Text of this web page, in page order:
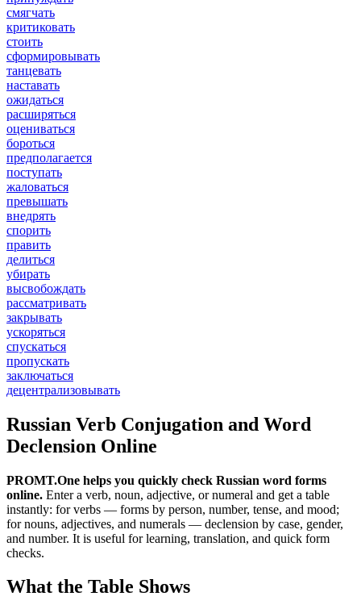
смягчать
критиковать
стоить
сформировывать
танцевать
наставать
ожидаться
расширяться
оцениваться
бороться
предполагается
поступать
жаловаться
превышать
внедрять
спорить
править
делиться
убирать
высвобождать
рассматривать
закрывать
ускоряться
спускаться
пропускать
заключаться
децентрализовывать
Russian Verb Conjugation and Word
Declension Online
PROMT.One helps you quickly check Russian word forms
online. Enter a verb, noun, adjective, or numeral and get a table
instantly: for verbs — forms by person, number, tense, and mood;
for nouns, adjectives, and numerals — declension by case, gender,
and number. It is useful for learning, translation, and quick form
checks.
What the Table Shows